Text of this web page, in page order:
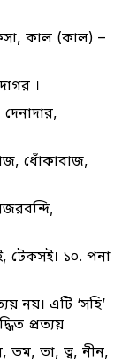
কাল (কাল) –
।
ধোঁকাবাজ,
টেকসই। ১০. পনা
নয়। এটি ‘সহি’
প্রত্যয়
তম, তা, ত্ব, নীন,